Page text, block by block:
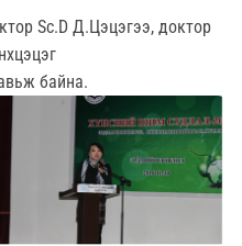
Sc.D Д.Цэцэгээ, доктор
байна.